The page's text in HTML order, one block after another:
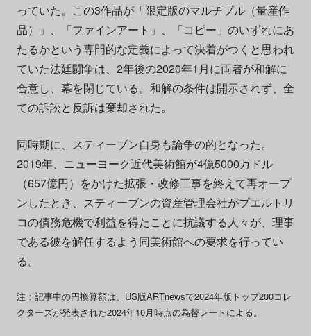
っていた。この3作品が「限定版のマルチプル（量産作
品）」、「ファインアート」、「コピー」のいずれにあ
たるかという専門的な定義によって決着がつくと思われ
ていた法廷闘争は、2年後の2020年1月に両者が和解に
合意し、幕を閉じている。和解の条件は開示されず、全
ての訴訟と反訴は棄却された。
同時期に、スティーブン自身も論争の的となった。
2019年、ニューヨーク近代美術館が4億5000万ドル
（657億円）をかけた拡張・改修工事を終えて再オープ
ンしたとき、スティーブンの資産管理会社がプエルトリ
コの債務危機で利益を得たことに抗議する人々が、理事
である彼を解任するよう同美術館への要求を行ってい
る。
注：記事中の円換算額は、US版ARTnewsで2024年版トップ200コレ
クターズが発表された2024年10月時点の為替レートによる。